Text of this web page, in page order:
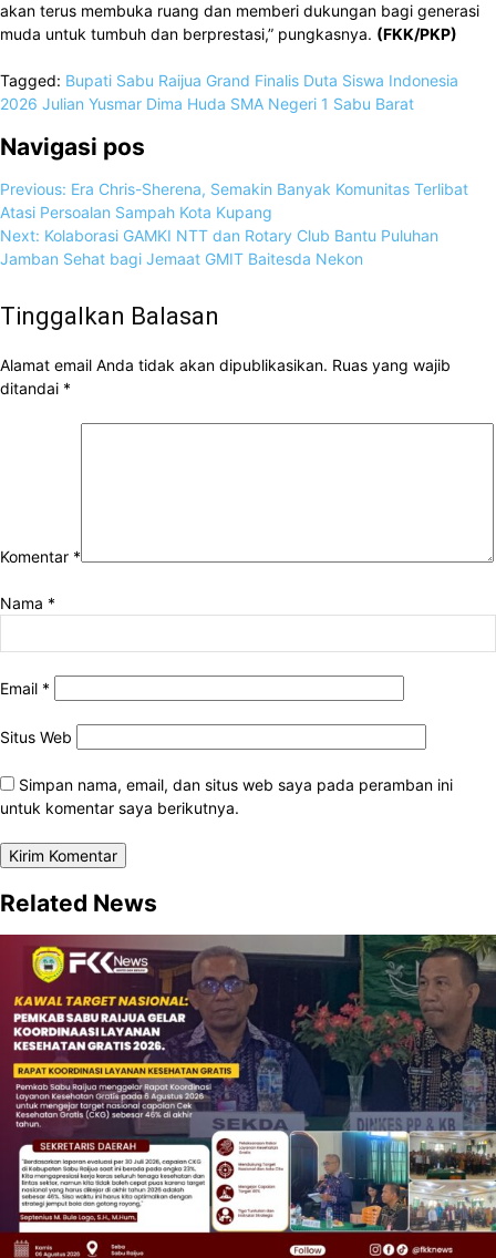
akan terus membuka ruang dan memberi dukungan bagi generasi
muda untuk tumbuh dan berprestasi,” pungkasnya. (FKK/PKP)
Tagged: Bupati Sabu Raijua Grand Finalis Duta Siswa Indonesia
2026 Julian Yusmar Dima Huda SMA Negeri 1 Sabu Barat
Navigasi pos
Previous: Era Chris-Sherena, Semakin Banyak Komunitas Terlibat
Atasi Persoalan Sampah Kota Kupang
Next: Kolaborasi GAMKI NTT dan Rotary Club Bantu Puluhan
Jamban Sehat bagi Jemaat GMIT Baitesda Nekon
Tinggalkan Balasan
Alamat email Anda tidak akan dipublikasikan. Ruas yang wajib
ditandai *
Komentar *
Nama *
Email *
Situs Web
Simpan nama, email, dan situs web saya pada peramban ini
untuk komentar saya berikutnya.
Related News